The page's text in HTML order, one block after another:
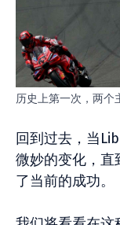
历史上第一次，两个
回到过去，当
微妙的变化，直
了当前的成功。